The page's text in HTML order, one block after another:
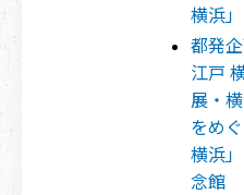
横浜
都発
江戸
展・
をめ
横浜
念館